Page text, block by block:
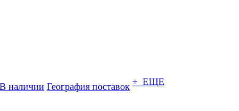
В наличии География поставок + ЕЩЕ